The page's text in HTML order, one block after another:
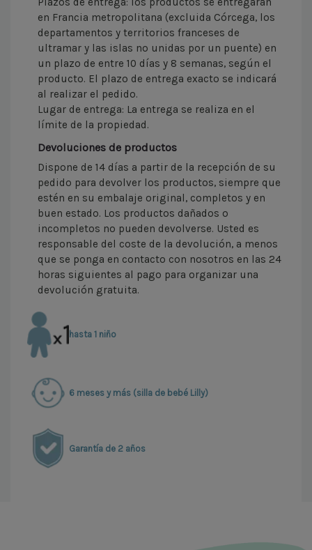
en Francia metropolitana (excluida Córcega, los
departamentos y territorios franceses de
ultramar y las islas no unidas por un puente) en
un plazo de entre 10 días y 8 semanas, según el
producto. El plazo de entrega exacto se indicará
al realizar el pedido.
Lugar de entrega: La entrega se realiza en el
límite de la propiedad.
Devoluciones de productos
Dispone de 14 días a partir de la recepción de su
pedido para devolver los productos, siempre que
estén en su embalaje original, completos y en
buen estado. Los productos dañados o
incompletos no pueden devolverse. Usted es
responsable del coste de la devolución, a menos
que se ponga en contacto con nosotros en las 24
horas siguientes al pago para organizar una
devolución gratuita.
hasta 1 niño
6 meses y más (silla de bebé Lilly)
Garantía de 2 años